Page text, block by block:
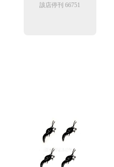
該店停刊 66751